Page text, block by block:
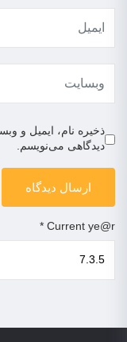
ذخیره نام، ایمیل و
دیدگاهی می‌نویسم.
Current ye@r
*